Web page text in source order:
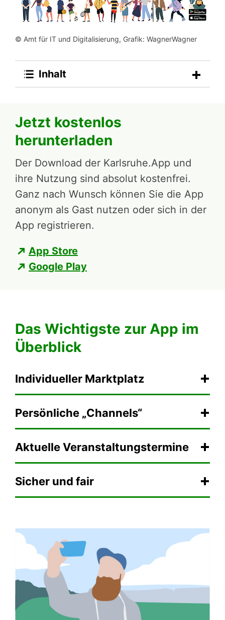
© Amt für IT und Digitalisierung, Grafik: WagnerWagner
Inhalt
Jetzt kostenlos
herunterladen
Der Download der Karlsruhe.App und
ihre Nutzung sind absolut kostenfrei.
Ganz nach Wunsch können Sie die App
anonym als Gast nutzen oder sich in der
App registrieren.
App Store
Google Play
Das Wichtigste zur App im
Überblick
Individueller Marktplatz
Persönliche „Channels“
Aktuelle Veranstaltungstermine
Sicher und fair